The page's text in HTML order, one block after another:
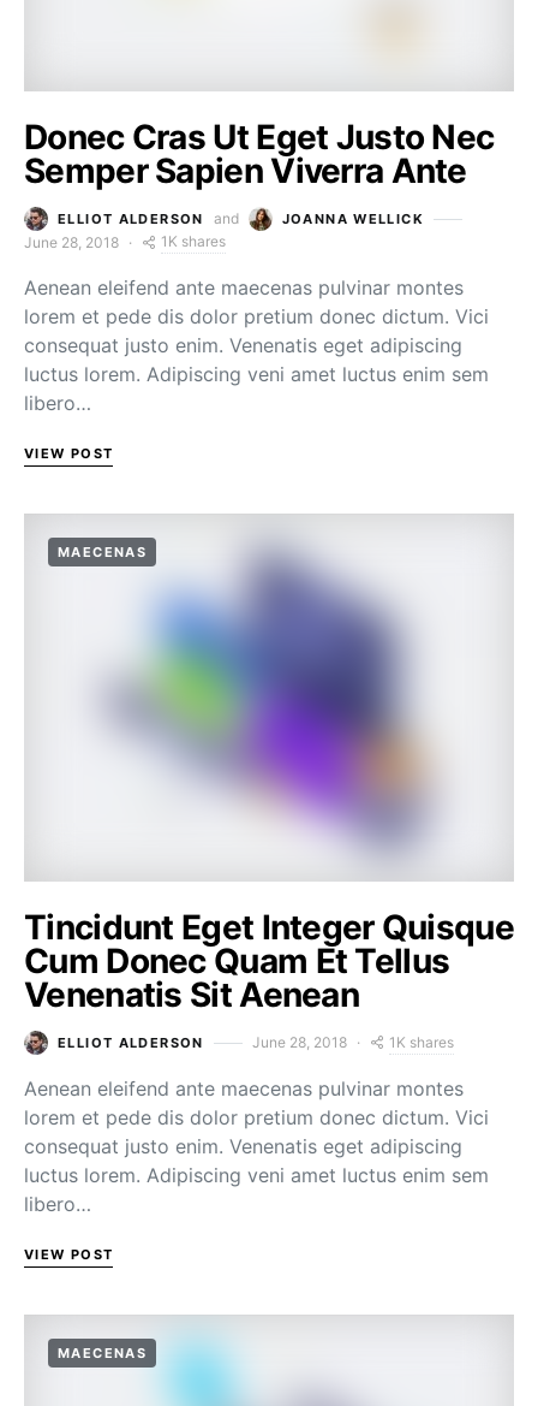
Donec Cras Ut Eget Justo Nec
Semper Sapien Viverra Ante
ELLIOT ALDERSON and JOANNA WELLICK
June 28, 2018 1K shares
Aenean eleifend ante maecenas pulvinar montes
lorem et pede dis dolor pretium donec dictum. Vici
consequat justo enim. Venenatis eget adipiscing
luctus lorem. Adipiscing veni amet luctus enim sem
libero…
VIEW POST
MAECENAS
Tincidunt Eget Integer Quisque
Cum Donec Quam Et Tellus
Venenatis Sit Aenean
ELLIOT ALDERSON June 28, 2018 1K shares
Aenean eleifend ante maecenas pulvinar montes
lorem et pede dis dolor pretium donec dictum. Vici
consequat justo enim. Venenatis eget adipiscing
luctus lorem. Adipiscing veni amet luctus enim sem
libero…
VIEW POST
MAECENAS